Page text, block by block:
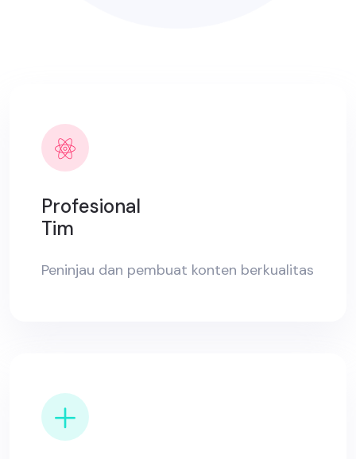
Profesional
Tim
Peninjau dan pembuat konten berkualitas